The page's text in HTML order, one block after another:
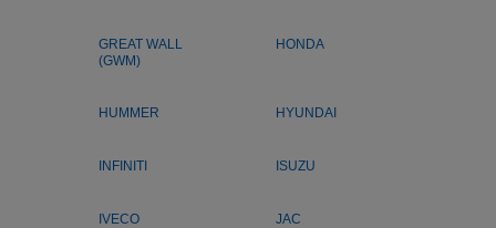
GREAT WALL
(GWM)
HONDA
HUMMER HYUNDAI
INFINITI ISUZU
IVECO JAC